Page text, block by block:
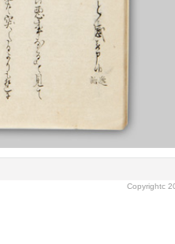
Copyrightc